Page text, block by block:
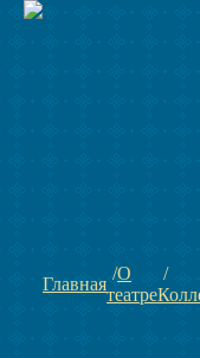
Главная
О
театре